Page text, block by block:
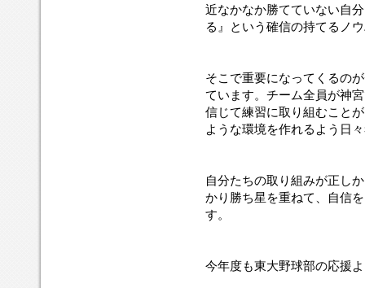
近なかなか勝てていない自
る』という確信の持てるノ
そこで重要になってくるの
ています。チーム全員が神
信じて練習に取り組むこと
ような環境を作れるよう日
自分たちの取り組みが正し
かり勝ち星を重ねて、自信
す。
今年度も東大野球部の応援